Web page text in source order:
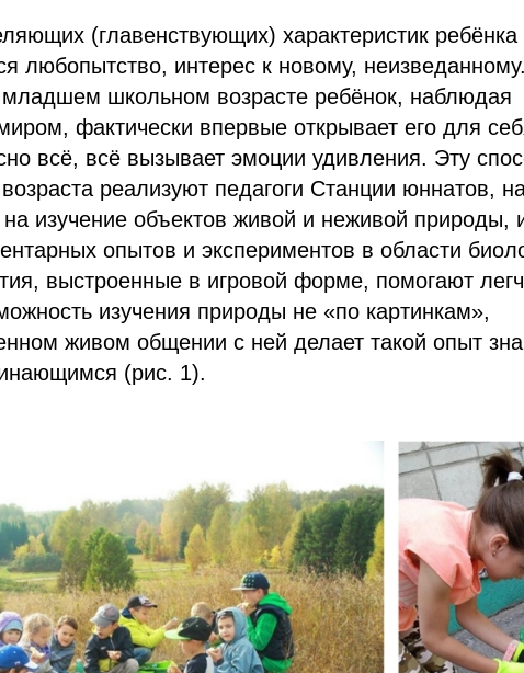
(главенствующих) характеристик
любопытство, интерес к новому, неизведанному.
школьном возрасте ребёнок, наблюдая
фактически впервые открывает его для
всё, всё вызывает эмоции удивления. Эту
реализуют педагоги Станции юннатов,
на изучение объектов живой и неживой природы,
опытов и экспериментов в области
выстроенные в игровой форме, помогают
изучения природы не «по картинкам»,
живом общении с ней делает такой опыт
(рис. 1).